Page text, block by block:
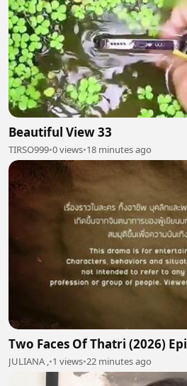
Beautiful View 33
TIRSO999•0 views•18 minutes ago
Two Faces Of Thatri (2026)
JULIANA , •1 views•22 minutes ago